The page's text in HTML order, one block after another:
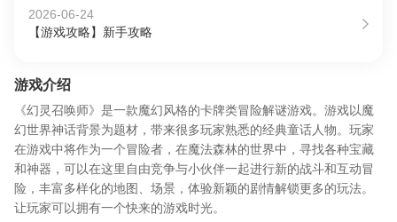
2026-06-24
【游戏攻略】新手攻略
游戏介绍
《幻灵召唤师》是一款魔幻风格的卡牌类冒险解谜游戏。游戏以魔
幻世界神话背景为题材，带来很多玩家熟悉的经典童话人物。玩家
在游戏中将作为一个冒险者，在魔法森林的世界中，寻找各种宝藏
和神器，可以在这里自由竞争与小伙伴一起进行新的战斗和互动冒
险，丰富多样化的地图、场景，体验新颖的剧情解锁更多的玩法。
让玩家可以拥有一个快来的游戏时光。